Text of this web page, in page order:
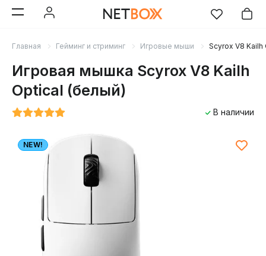
Главная Гейминг и стриминг Игровые мыши Scyrox V8
Игровая мышка Scyrox V8 Kailh
Optical (белый)
В наличии
NEW!